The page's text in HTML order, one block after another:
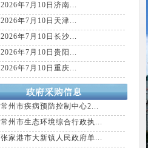
2026年7月10日济南...
2026年7月10日天津...
2026年7月10日长沙...
2026年7月10日贵阳...
2026年7月10日重庆...
常州市疾病预防控制中心2...
常州市生态环境综合行政执...
张家港市大新镇人民政府单...